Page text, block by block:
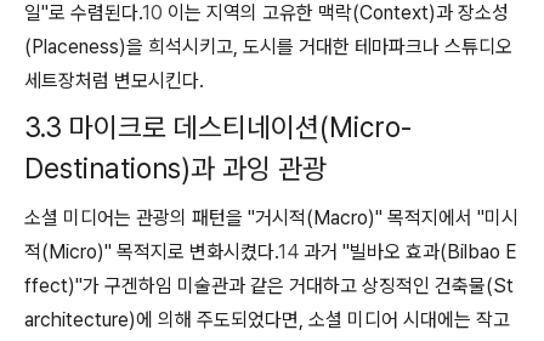
일"로 수렴된다.10 이는 지역의 고유한 맥락(Context)과 장소성
(Placeness)을 희석시키고, 도시를 거대한 테마파크나 스튜디오
세트장처럼 변모시킨다.
3.3 마이크로 데스티네이션(Micro-
Destinations)과 과잉 관광
소셜 미디어는 관광의 패턴을 "거시적(Macro)" 목적지에서 "미시
적(Micro)" 목적지로 변화시켰다.14 과거 "빌바오 효과(Bilbao E
ffect)"가 구겐하임 미술관과 같은 거대하고 상징적인 건축물(St
architecture)에 의해 주도되었다면, 소셜 미디어 시대에는 작고